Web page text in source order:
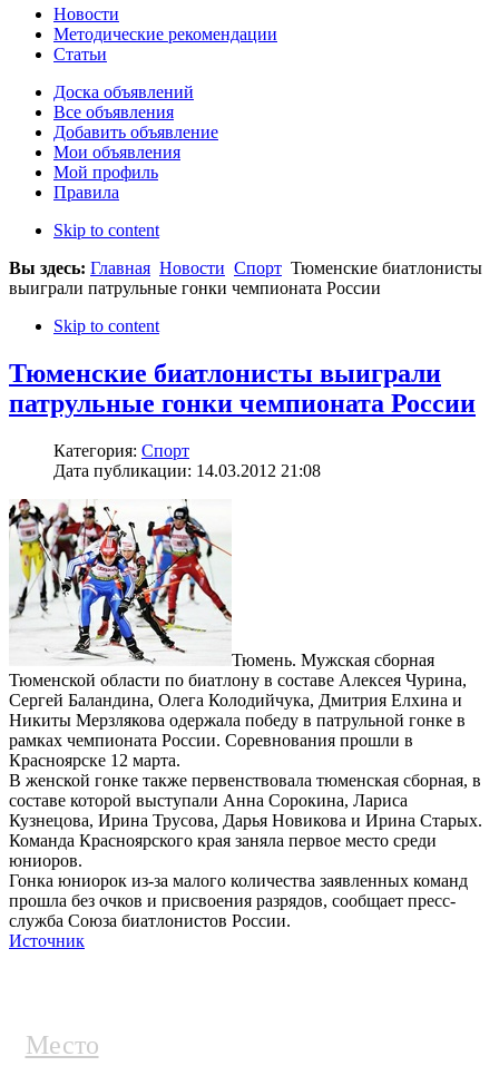
Новости
Методические рекомендации
Статьи
Доска объявлений
Все объявления
Добавить объявление
Мои объявления
Мой профиль
Правила
Skip to content
Вы здесь: Главная Новости Спорт Тюменские биатлонисты
выиграли патрульные гонки чемпионата России
Skip to content
Тюменские биатлонисты выиграли
патрульные гонки чемпионата России
Категория: Спорт
Дата публикации: 14.03.2012 21:08
Тюмень. Мужская сборная
Тюменской области по биатлону в составе Алексея Чурина,
Сергей Баландина, Олега Колодийчука, Дмитрия Елхина и
Никиты Мерзлякова одержала победу в патрульной гонке в
рамках чемпионата России. Соревнования прошли в
Красноярске 12 марта.
В женской гонке также первенствовала тюменская сборная, в
составе которой выступали Анна Сорокина, Лариса
Кузнецова, Ирина Трусова, Дарья Новикова и Ирина Старых.
Команда Красноярского края заняла первое место среди
юниоров.
Гонка юниорок из-за малого количества заявленных команд
прошла без очков и присвоения разрядов, сообщает пресс-
служба Союза биатлонистов России.
Источник
Место